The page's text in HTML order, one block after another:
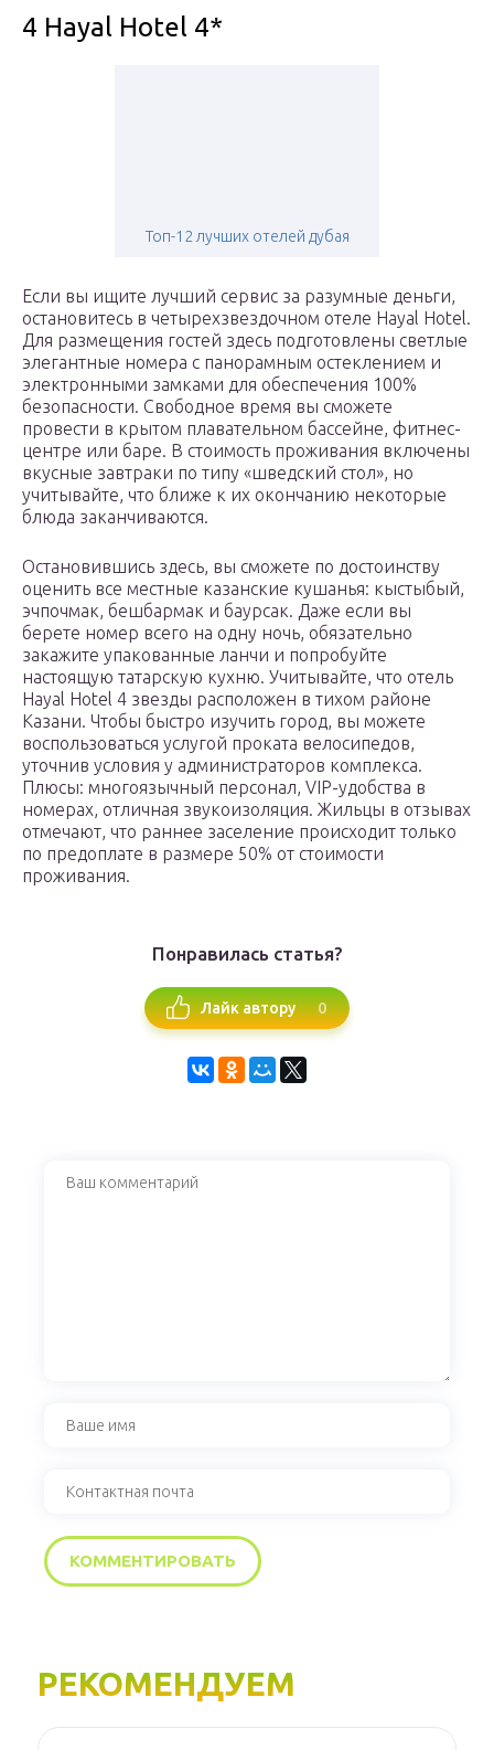
4 Hayal Hotel 4*
Топ-12 лучших отелей дубая
Если вы ищите лучший сервис за разумные деньги,
остановитесь в четырехзвездочном отеле Hayal Hotel.
Для размещения гостей здесь подготовлены светлые
элегантные номера с панорамным остеклением и
электронными замками для обеспечения 100%
безопасности. Свободное время вы сможете
провести в крытом плавательном бассейне, фитнес-
центре или баре. В стоимость проживания включены
вкусные завтраки по типу «шведский стол», но
учитывайте, что ближе к их окончанию некоторые
блюда заканчиваются.
Остановившись здесь, вы сможете по достоинству
оценить все местные казанские кушанья: кыстыбый,
эчпочмак, бешбармак и баурсак. Даже если вы
берете номер всего на одну ночь, обязательно
закажите упакованные ланчи и попробуйте
настоящую татарскую кухню. Учитывайте, что отель
Hayal Hotel 4 звезды расположен в тихом районе
Казани. Чтобы быстро изучить город, вы можете
воспользоваться услугой проката велосипедов,
уточнив условия у администраторов комплекса.
Плюсы: многоязычный персонал, VIP-удобства в
номерах, отличная звукоизоляция. Жильцы в отзывах
отмечают, что раннее заселение происходит только
по предоплате в размере 50% от стоимости
проживания.
Понравилась статья?
Лайк автору 0
РЕКОМЕНДУЕМ